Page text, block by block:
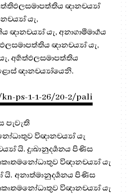
ඥානචර්‍ය්‍යා
යැ,
යැ, අනාගාමීමාර්‍ගය
ඥානචර්‍ය්‍යා යැ,
යැ, අර්‍හත්ඵලසමාපත්තිය
ඥානචර්‍ය්‍යායෙනි.
ps-1-1-26/20-2/pali
පැවැති
විඥානචර්‍ය්‍යා යැ
යි. දුඃඛානුදර්‍ශනය පිණිස
විඥානචර්‍ය්‍යා යැ
යි. අනාත්මානුදර්‍ශනය පිණිස
විඥානචර්‍ය්‍යා යැ